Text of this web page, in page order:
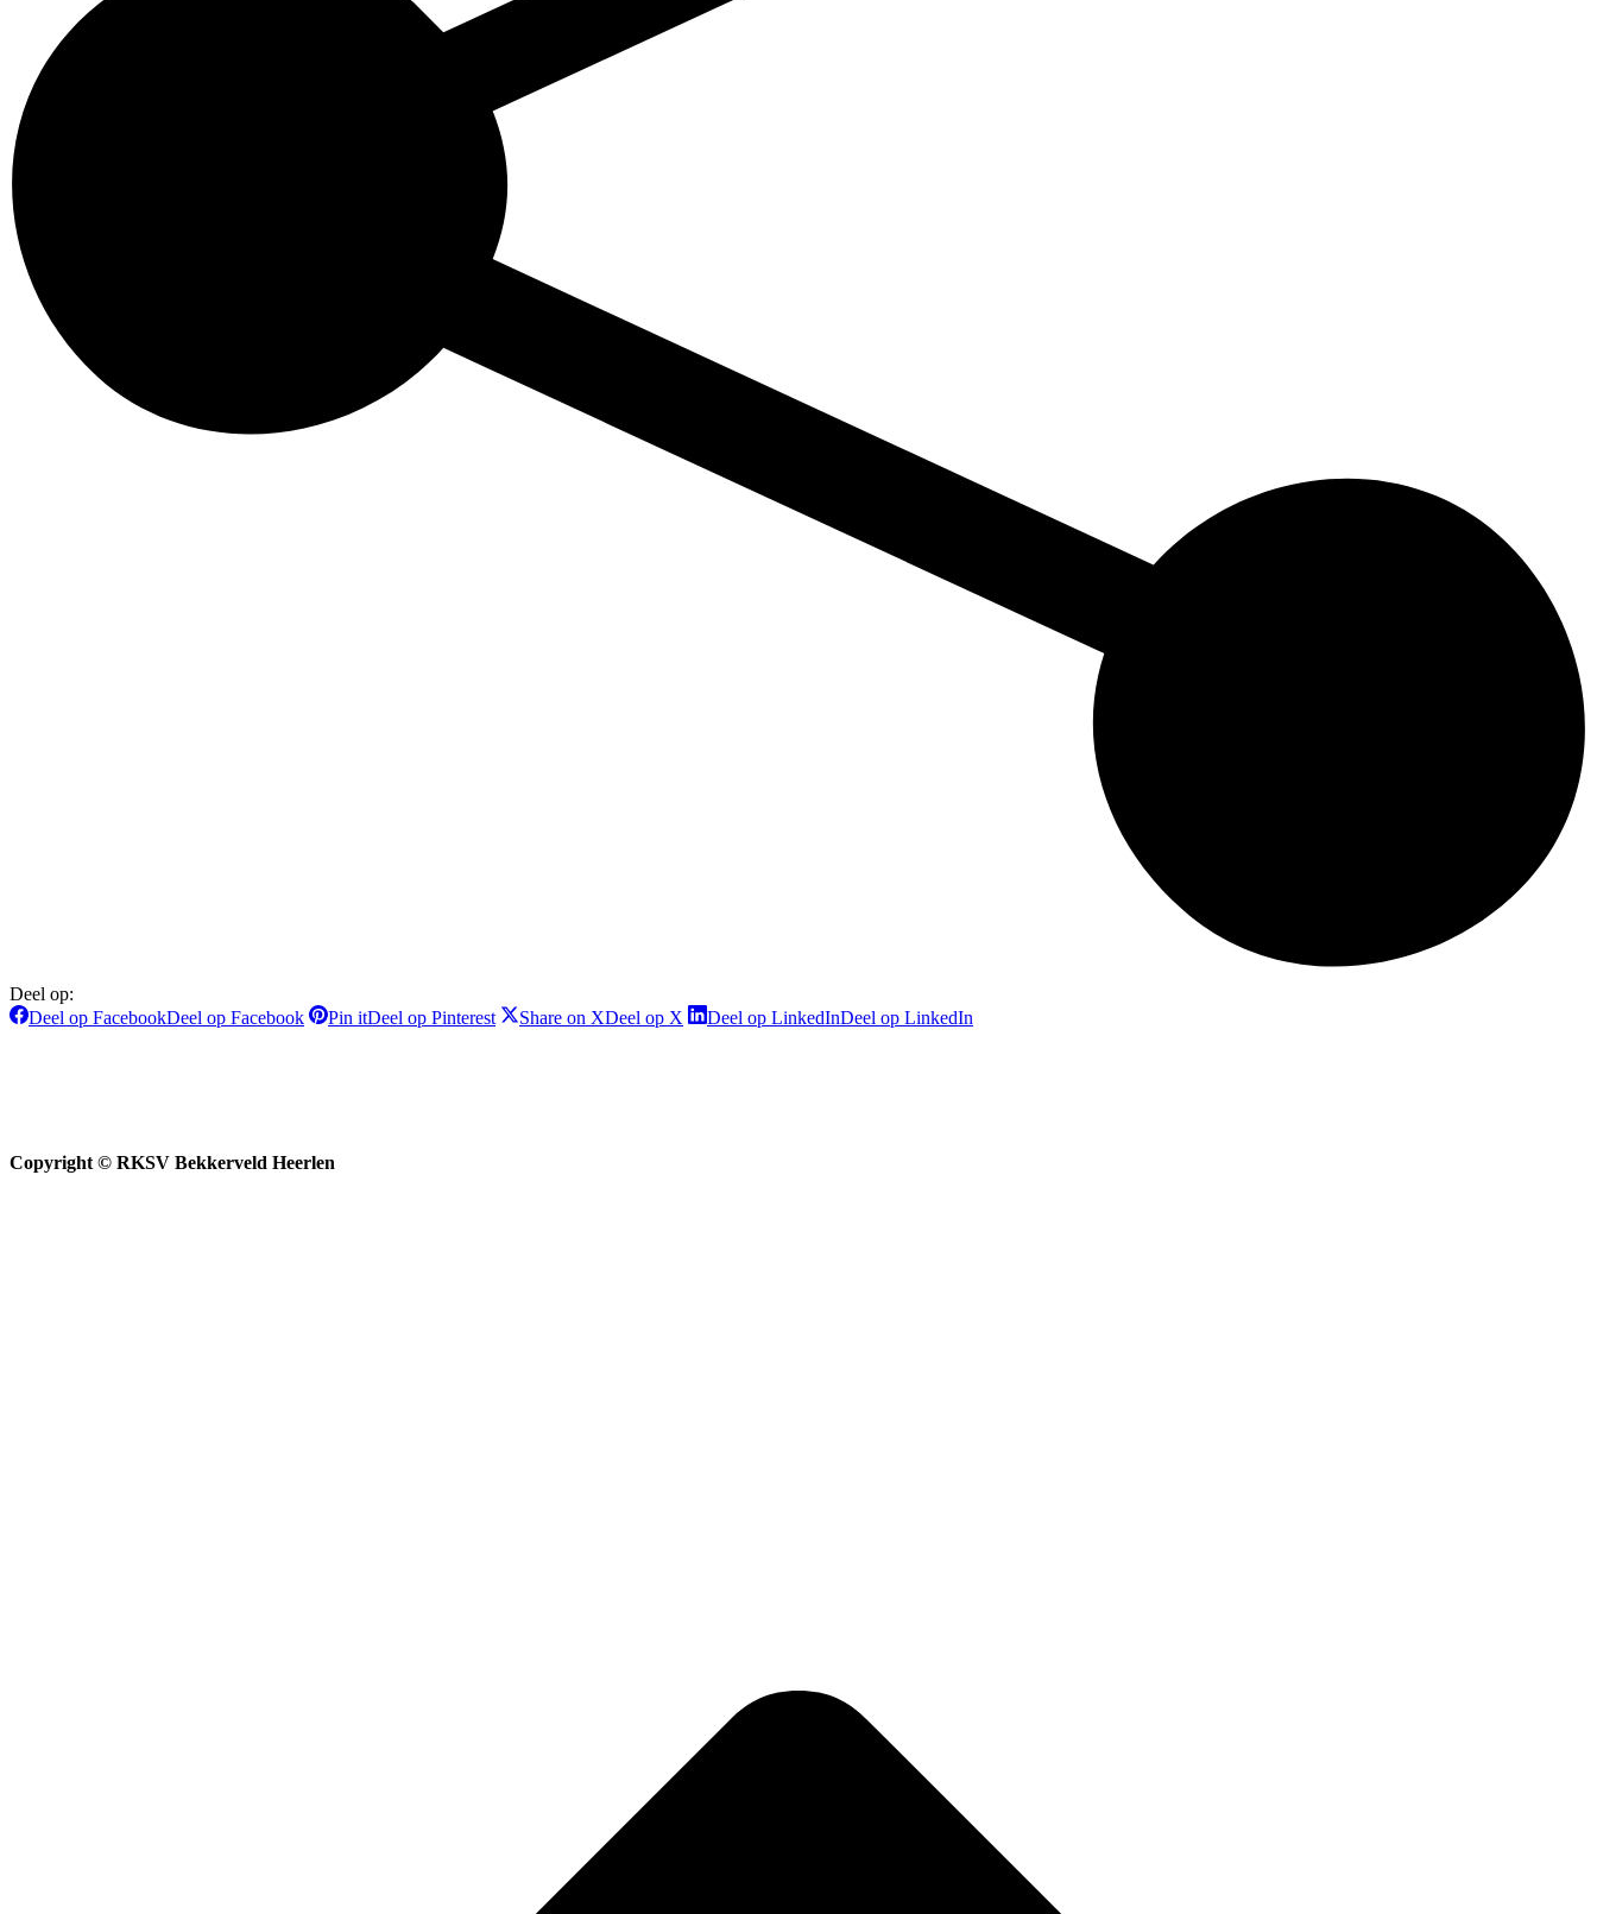
Deel op:
Deel op FacebookDeel op Facebook Pin itDeel op Pinterest Share on XDeel op X Deel op LinkedInDeel op LinkedIn
Copyright © RKSV Bekkerveld Heerlen